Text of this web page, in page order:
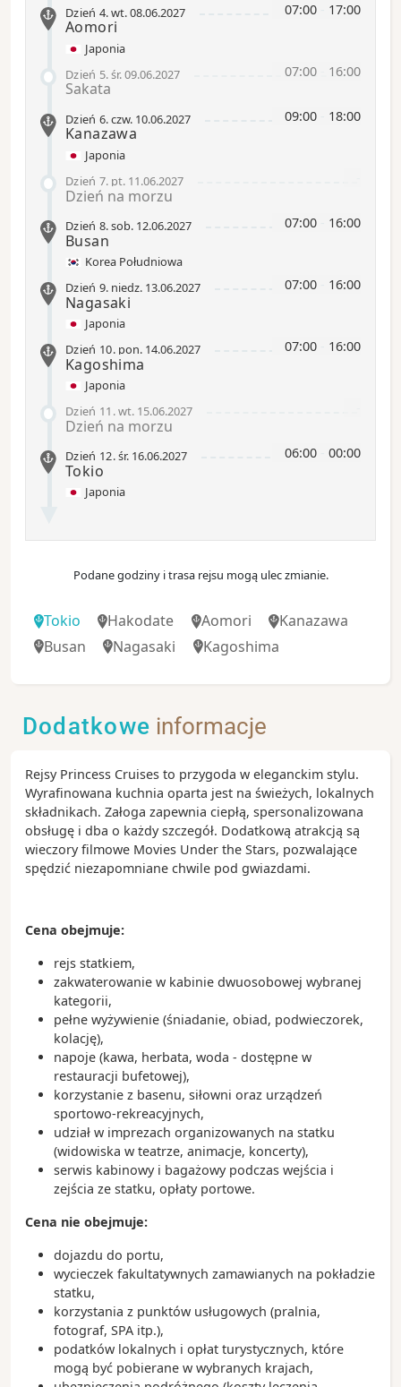
07:00 17:00
Dzień 4.wt.08.06.2027
Aomori
Japonia
07:00 16:00
Dzień 5.śr.09.06.2027
Sakata
09:00 18:00
Dzień 6.czw. 10.06.2027
Kanazawa
Japonia
Dzień 7. pt. 11.06.2027
Dzień na morzu
07:00 16:00
Dzień 8.sob. 12.06.2027
Busan
Korea Południowa
07:00 16:00
Dzień 9. niedz. 13.06.2027
Nagasaki
Japonia
07:00 16:00
Dzień 10. pon.14.06.2027
Kagoshima
Japonia
Dzień 11 .wt.15.06.2027
Dzień na morzu
06:00 00:00
Dzień 12.śr.16.06.2027
Tokio
Japonia
Podane godziny i trasa rejsu mogą ulec zmianie.
Tokio Hakodate Aomori
Kanazawa
Busan
Nagasaki Kagoshima
Dodatkowe informacje
Rejsy Princess Cruises to przygoda w eleganckim stylu.
Wyrafinowana kuchnia oparta jest na świeżych, lokalnych
składnikach. Załoga zapewnia ciepłą, spersonalizowana
obsługę i dba o każdy szczegół. Dodatkową atrakcją są
wieczory filmowe Movies Under the Stars, pozwalające
spędzić niezapomniane chwile pod gwiazdami.
Cena obejmuje:
rejs statkiem,
zakwaterowanie w kabinie dwuosobowej wybranej
kategorii,
pełne wyżywienie (śniadanie, obiad, podwieczorek,
kolację),
napoje (kawa, herbata, woda - dostępne w
restauracji bufetowej),
korzystanie z basenu, siłowni oraz urządzeń
sportowo-rekreacyjnych,
udział w imprezach organizowanych na statku
(widowiska w teatrze, animacje, koncerty),
serwis kabinowy i bagażowy podczas wejścia i
zejścia ze statku, opłaty portowe.
Cena nie obejmuje:
dojazdu do portu,
wycieczek fakultatywnych zamawianych na pokładzie
statku,
korzystania z punktów usługowych (pralnia,
fotograf, SPA itp.),
podatków lokalnych i opłat turystycznych, które
mogą być pobierane w wybranych krajach,